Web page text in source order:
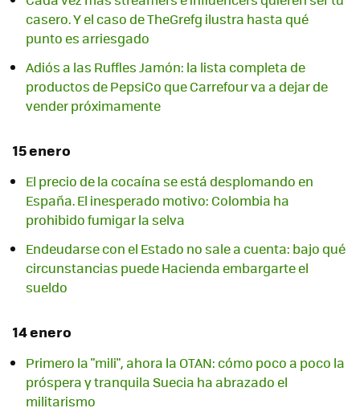
casero. Y el caso de TheGrefg ilustra hasta qué
punto es arriesgado
Adiós a las Ruffles Jamón: la lista completa de
productos de PepsiCo que Carrefour va a dejar de
vender próximamente
15 enero
El precio de la cocaína se está desplomando en
España. El inesperado motivo: Colombia ha
prohibido fumigar la selva
Endeudarse con el Estado no sale a cuenta: bajo qué
circunstancias puede Hacienda embargarte el
sueldo
14 enero
Primero la "mili", ahora la OTAN: cómo poco a poco la
próspera y tranquila Suecia ha abrazado el
militarismo